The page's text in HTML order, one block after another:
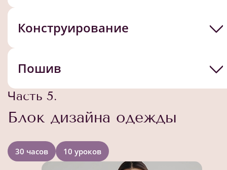
Конструирование
Пошив
Часть 5.
Блок дизайна одежды
30 часов 10 уроков